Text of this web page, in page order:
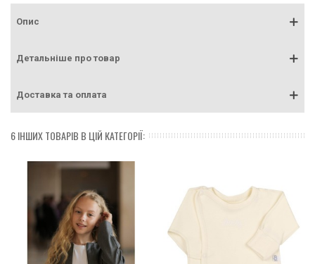
Опис
Детальніше про товар
Доставка та оплата
6 ІНШИХ ТОВАРІВ В ЦІЙ КАТЕГОРІЇ: